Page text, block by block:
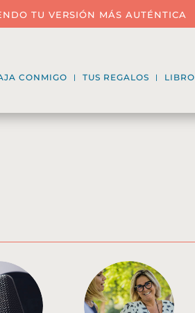
TU VERSIÓN MÁS AUTÉNTICA
CONMIGO TUS REGALOS LIBRO